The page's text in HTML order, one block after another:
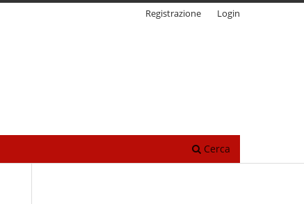
Cerca
Registrazione Login